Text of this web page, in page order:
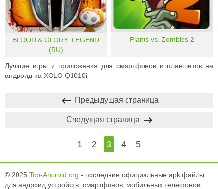
BLOOD & GLORY: LEGEND
(RU)
Plants vs. Zombies 2
Лучшие игры и приложения для смартфонов и планшетов на
андроид на XOLO Q1010i
Предыдущая страница
1 2 3 4 5
Следущая страница
© 2025 Top-Android.org - последние официальные apk файлы
для андроид устройств: смартфонов, мобильных телефонов,